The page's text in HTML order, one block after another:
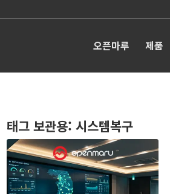
오픈마루 제품
태그 보관용: 시스템복구